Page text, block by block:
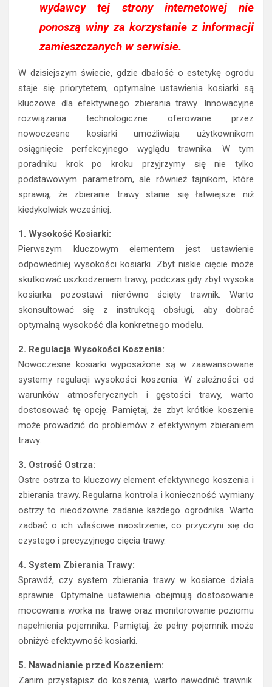
wydawcy tej strony internetowej nie
ponoszą winy za korzystanie z informacji
zamieszczanych w serwisie.
W dzisiejszym świecie, gdzie dbałość o estetykę ogrodu
staje się priorytetem, optymalne ustawienia kosiarki są
kluczowe dla efektywnego zbierania trawy. Innowacyjne
rozwiązania technologiczne oferowane przez
nowoczesne kosiarki umożliwiają użytkownikom
osiągnięcie perfekcyjnego wyglądu trawnika. W tym
poradniku krok po kroku przyjrzymy się nie tylko
podstawowym parametrom, ale również tajnikom, które
sprawią, że zbieranie trawy stanie się łatwiejsze niż
kiedykolwiek wcześniej.
1. Wysokość Kosiarki:
Pierwszym kluczowym elementem jest ustawienie
odpowiedniej wysokości kosiarki. Zbyt niskie cięcie może
skutkować uszkodzeniem trawy, podczas gdy zbyt wysoka
kosiarka pozostawi nierówno ścięty trawnik. Warto
skonsultować się z instrukcją obsługi, aby dobrać
optymalną wysokość dla konkretnego modelu.
2. Regulacja Wysokości Koszenia:
Nowoczesne kosiarki wyposażone są w zaawansowane
systemy regulacji wysokości koszenia. W zależności od
warunków atmosferycznych i gęstości trawy, warto
dostosować tę opcję. Pamiętaj, że zbyt krótkie koszenie
może prowadzić do problemów z efektywnym zbieraniem
trawy.
3. Ostrość Ostrza:
Ostre ostrza to kluczowy element efektywnego koszenia i
zbierania trawy. Regularna kontrola i konieczność wymiany
ostrzy to nieodzowne zadanie każdego ogrodnika. Warto
zadbać o ich właściwe naostrzenie, co przyczyni się do
czystego i precyzyjnego cięcia trawy.
4. System Zbierania Trawy:
Sprawdź, czy system zbierania trawy w kosiarce działa
sprawnie. Optymalne ustawienia obejmują dostosowanie
mocowania worka na trawę oraz monitorowanie poziomu
napełnienia pojemnika. Pamiętaj, że pełny pojemnik może
obniżyć efektywność kosiarki.
5. Nawadnianie przed Koszeniem:
Zanim przystąpisz do koszenia, warto nawodnić trawnik.